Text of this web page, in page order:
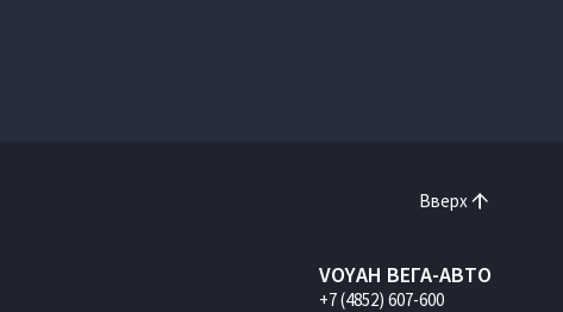
Вверх
VOYAH ВЕГА-АВТО
+7 (4852) 607-600